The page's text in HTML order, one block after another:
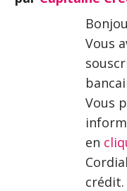
Vous
Vous
en
crédit.